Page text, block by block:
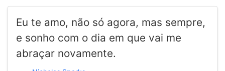
Eu te amo, não só agora, mas sempre,
e sonho com o dia em que vai me
abraçar novamente.